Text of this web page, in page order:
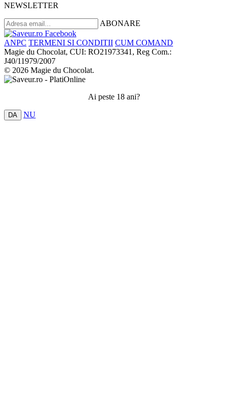
NEWSLETTER
ABONARE
ANPC TERMENI SI CONDITII CUM COMAND
Magie du Chocolat, CUI: RO21973341, Reg Com.:
J40/11979/2007
© 2026 Magie du Chocolat.
Ai peste 18 ani?
DA NU